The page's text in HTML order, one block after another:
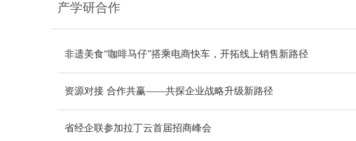
产学研合作
非遗美食“咖啡马仔”搭乘电商快车，开拓线上销售新路径
资源对接 合作共赢——共探企业战略升级新路径
省经企联参加拉丁云首届招商峰会